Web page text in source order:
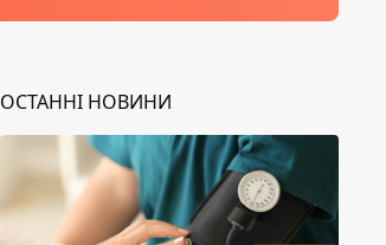
ОСТАННІ НОВИНИ